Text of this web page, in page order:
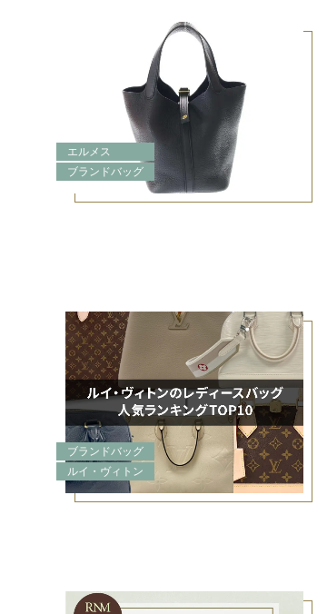
エルメス
ブランドバッグ
ブランドバッグ
ルイ・ヴィトン